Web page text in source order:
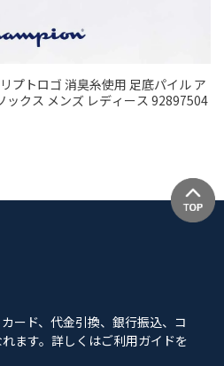
プトロゴ 消臭糸使用 足底パイル ア
ックス メンズ レディース 92897504
ード、代金引換、銀行振込、コ
ます。詳しくはご利用ガイドを